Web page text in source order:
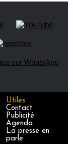
Utiles
Contact
Publicité
Agenda
La presse en
parle